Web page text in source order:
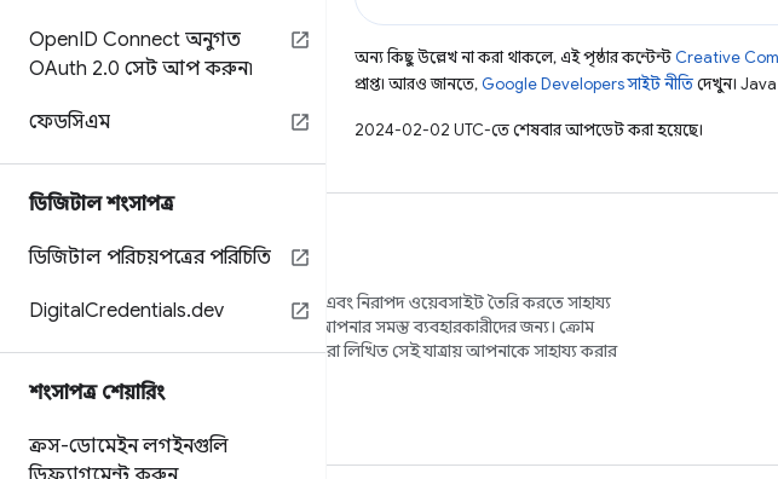
OpenID Connect অনুগত
OAuth 2.0 সেট আপ করুন৷
ফেডসিএম
ডিজিটাল শংসাপত্র
ডিজিটাল পরিচয়পত্রের পরিচিতি
DigitalCredentials.dev
শংসাপত্র শেয়ারিং
ক্রস-ডোমেইন লগইনগুলি
অন্য কিছু উল্লেখ না করা থাকলে, এই পৃষ্ঠার কন্টেন্ট Creative
প্রাপ্ত। আরও জানতে, Google Developers সাইট নীতিদেখুন। Java
2024-02-02 UTC-তে শেষবার আপডেট করা হয়েছে।
আমরা আপনাকে সুন্দর, অ্যাক্সেসযোগ্য, দ্রুত এবং নিরাপদ ওয়েবসাইট তৈরি করতে সাহায্য
করতে চাই যা ক্রস-ব্রাউজার কাজ করে এবং আপনার সমস্ত ব্যবহারকারীদের জন্য। ক্রোম
টিমের সদস্যরা এবং বহিরাগত বিশেষজ্ঞদের দ্বারা লিখিত সেই যাত্রায় আপনাকে সাহায্য করার
জন্য এই সাইটটি আমাদের সামগ্রীর ঘর৷